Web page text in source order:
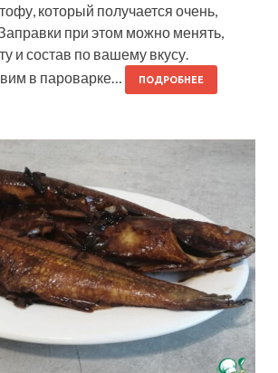
который получается очень,
при этом можно менять,
и состав по вашему вкусу.
в пароварке…
ПОДРОБНЕЕ